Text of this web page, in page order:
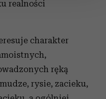
spersonalizowania treści
i
Informacje o tym, jak
partnerom
i analitycznym.
z innymi danymi
podczas
realności
charakter
ręką
rysie, zacieku,